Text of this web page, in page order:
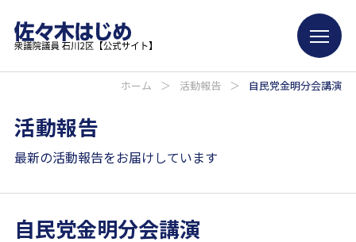
ホーム ＞ 活動報告 ＞ 自民党金明分会講演
活動報告
最新の活動報告をお届けしています
自民党金明分会講演